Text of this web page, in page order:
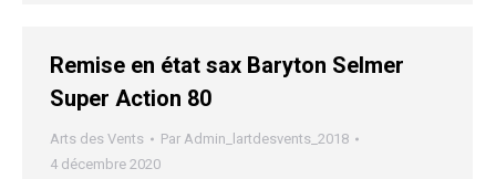
Remise en état sax Baryton Selmer
Super Action 80
Arts des Vents Par Admin_lartdesvents_2018
4 décembre 2020